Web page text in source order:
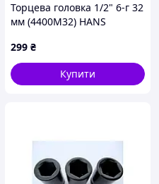
Торцева головка 1/2" 6-г 32
мм (4400M32) HANS
299 ₴
Купити